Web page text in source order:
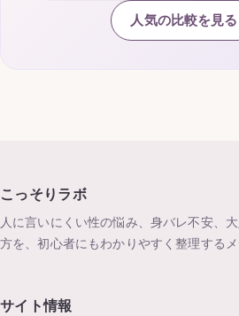
人気の比較を見る
こっそりラボ
人に言いにくい性の悩み、身バレ不安、
方を、初心者にもわかりやすく整理するメ
サイト情報